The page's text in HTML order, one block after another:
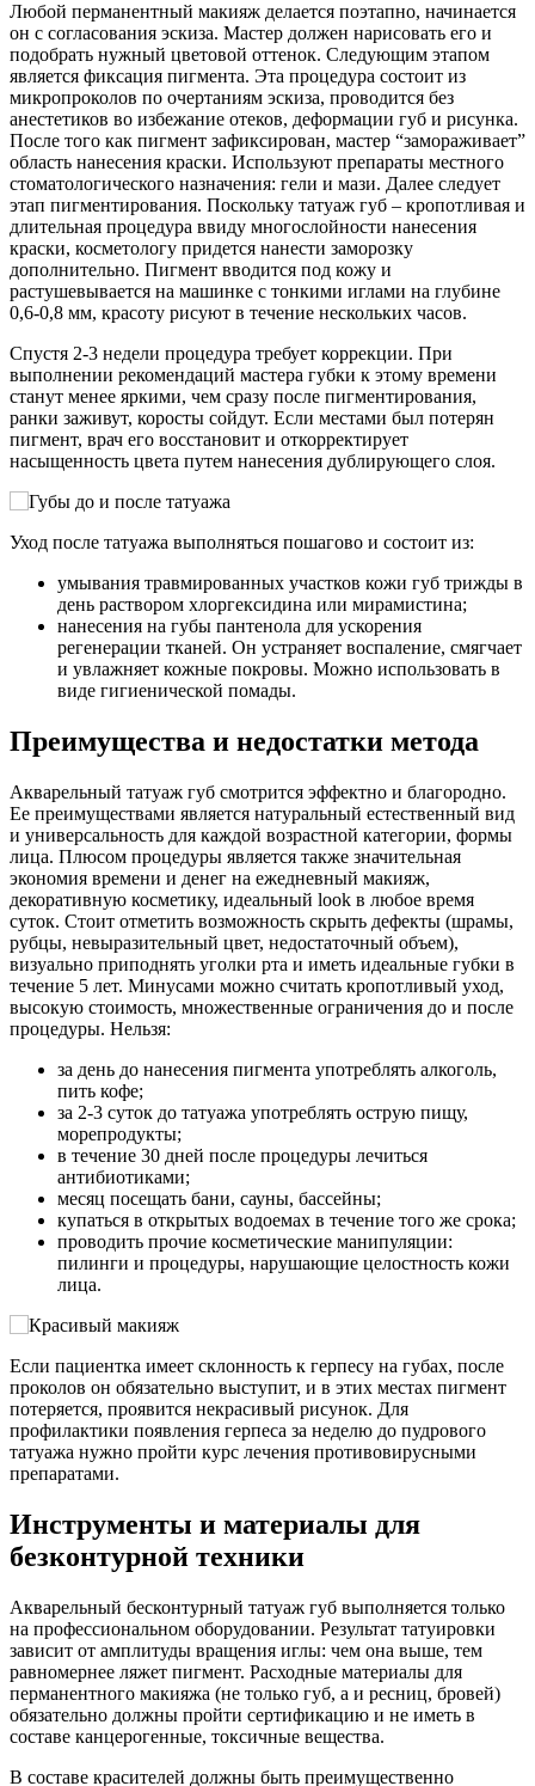
Любой перманентный макияж делается поэтапно, начинается
он с согласования эскиза. Мастер должен нарисовать его и
подобрать нужный цветовой оттенок. Следующим этапом
является фиксация пигмента. Эта процедура состоит из
микропроколов по очертаниям эскиза, проводится без
анестетиков во избежание отеков, деформации губ и рисунка.
После того как пигмент зафиксирован, мастер “замораживает”
область нанесения краски. Используют препараты местного
стоматологического назначения: гели и мази. Далее следует
этап пигментирования. Поскольку татуаж губ – кропотливая и
длительная процедура ввиду многослойности нанесения
краски, косметологу придется нанести заморозку
дополнительно. Пигмент вводится под кожу и
растушевывается на машинке с тонкими иглами на глубине
0,6-0,8 мм, красоту рисуют в течение нескольких часов.
Спустя 2-3 недели процедура требует коррекции. При
выполнении рекомендаций мастера губки к этому времени
станут менее яркими, чем сразу после пигментирования,
ранки заживут, коросты сойдут. Если местами был потерян
пигмент, врач его восстановит и откорректирует
насыщенность цвета путем нанесения дублирующего слоя.
Уход после татуажа выполняться пошагово и состоит из:
умывания травмированных участков кожи губ трижды в
день раствором хлоргексидина или мирамистина;
нанесения на губы пантенола для ускорения
регенерации тканей. Он устраняет воспаление, смягчает
и увлажняет кожные покровы. Можно использовать в
виде гигиенической помады.
Преимущества и недостатки метода
Акварельный татуаж губ смотрится эффектно и благородно.
Ее преимуществами является натуральный естественный вид
и универсальность для каждой возрастной категории, формы
лица. Плюсом процедуры является также значительная
экономия времени и денег на ежедневный макияж,
декоративную косметику, идеальный look в любое время
суток. Стоит отметить возможность скрыть дефекты (шрамы,
рубцы, невыразительный цвет, недостаточный объем),
визуально приподнять уголки рта и иметь идеальные губки в
течение 5 лет. Минусами можно считать кропотливый уход,
высокую стоимость, множественные ограничения до и после
процедуры. Нельзя:
за день до нанесения пигмента употреблять алкоголь,
пить кофе;
за 2-3 суток до татуажа употреблять острую пищу,
морепродукты;
в течение 30 дней после процедуры лечиться
антибиотиками;
месяц посещать бани, сауны, бассейны;
купаться в открытых водоемах в течение того же срока;
проводить прочие косметические манипуляции:
пилинги и процедуры, нарушающие целостность кожи
лица.
Если пациентка имеет склонность к герпесу на губах, после
проколов он обязательно выступит, и в этих местах пигмент
потеряется, проявится некрасивый рисунок. Для
профилактики появления герпеса за неделю до пудрового
татуажа нужно пройти курс лечения противовирусными
препаратами.
Инструменты и материалы для
безконтурной техники
Акварельный бесконтурный татуаж губ выполняется только
на профессиональном оборудовании. Результат татуировки
зависит от амплитуды вращения иглы: чем она выше, тем
равномернее ляжет пигмент. Расходные материалы для
перманентного макияжа (не только губ, а и ресниц, бровей)
обязательно должны пройти сертификацию и не иметь в
составе канцерогенные, токсичные вещества.
В составе красителей должны быть преимущественно